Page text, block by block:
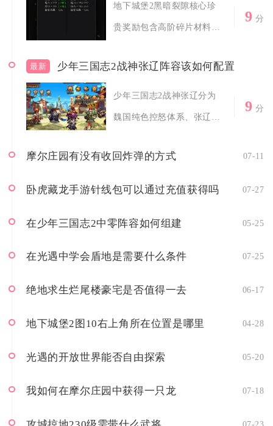
地下城堡2黑暗裂隙核心珍
贵奖励包含高阶碎片材料、
9 分
最新 少年三国志2战神张辽阵容该如何配置
少年三国志2战神张辽分为
魏国纯色控怒体系、张辽魏
9 分
摩尔庄园有没有收回炸弹的方式 07-11
卧虎藏龙手游针线包可以通过充值获得吗 07-27
在少年三国志2中零阵容如何组建 05-25
在光遇中学会盾地是需要什么条件 07-25
绝地求生烂尾楼豪宅是否值得一去 06-17
地下城堡2图10右上角所在位置是哪里 04-28
光遇的开放世界能否自由探索 05-20
我如何在摩尔庄园中获得一只龙 07-18
07-23